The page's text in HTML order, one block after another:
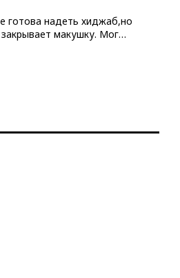
готова надеть хиджаб,но
макушку. Мог…